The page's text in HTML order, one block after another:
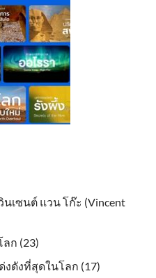
เซนต์ แวน โก๊ะ (Vincent
ก (23)
ดังที่สุดในโลก (17)